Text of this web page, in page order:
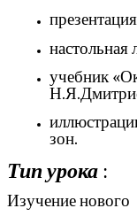
настольная
учебник
зон.
Тип урока :
Изучение нового